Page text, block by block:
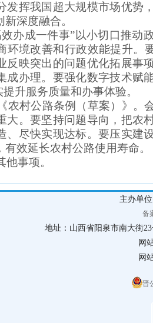
发挥我国超大规模市场优势
深度融合。
成一件事”以小切口推动
环境改善和行政效能提升。
反映突出的问题优化拓展事
成办理。要强化数字技术赋
升服务质量和办事体验。
村公路条例（草案）》。
大。要坚持问题导向，把农
、尽快实现达标。要压实建
效延长农村公路使用寿命。
事项。
主办单
备
地址：山西省阳泉市南大街
网
网
晋